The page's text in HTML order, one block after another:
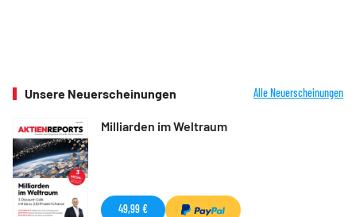
Unsere Neuerscheinungen Alle Neuerscheinungen
Milliarden im Weltraum
49,99 €